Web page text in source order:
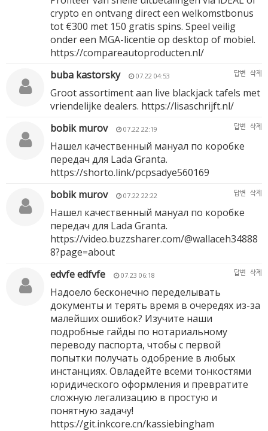
crypto en ontvang direct een welkomstbonus
tot €300 met 150 gratis spins. Speel veilig
onder een MGA-licentie op desktop of mobiel.
https://compareautoproducten.nl/
buba kastorsky
07.22 04:53 답변 삭제
Groot assortiment aan live blackjack tafels met
vriendelijke dealers. https://lisaschrijft.nl/
bobik murov
07.22 22:19 답변 삭제
Нашел качественный мануал по коробке
передач для Lada Granta.
https://shorto.link/pcpsadye560169
bobik murov
07.22 22:22 답변 삭제
Нашел качественный мануал по коробке
передач для Lada Granta.
https://video.buzzsharer.com/@wallaceh34888
8?page=about
edvfe edfvfe
07.23 06:18 답변 삭제
Надоело бесконечно переделывать
документы и терять время в очередях из-за
малейших ошибок? Изучите наши
подробные гайды по нотариальному
переводу паспорта, чтобы с первой
попытки получать одобрение в любых
инстанциях. Овладейте всеми тонкостями
юридического оформления и превратите
сложную легализацию в простую и
понятную задачу!
https://git.inkcore.cn/kassiebingham